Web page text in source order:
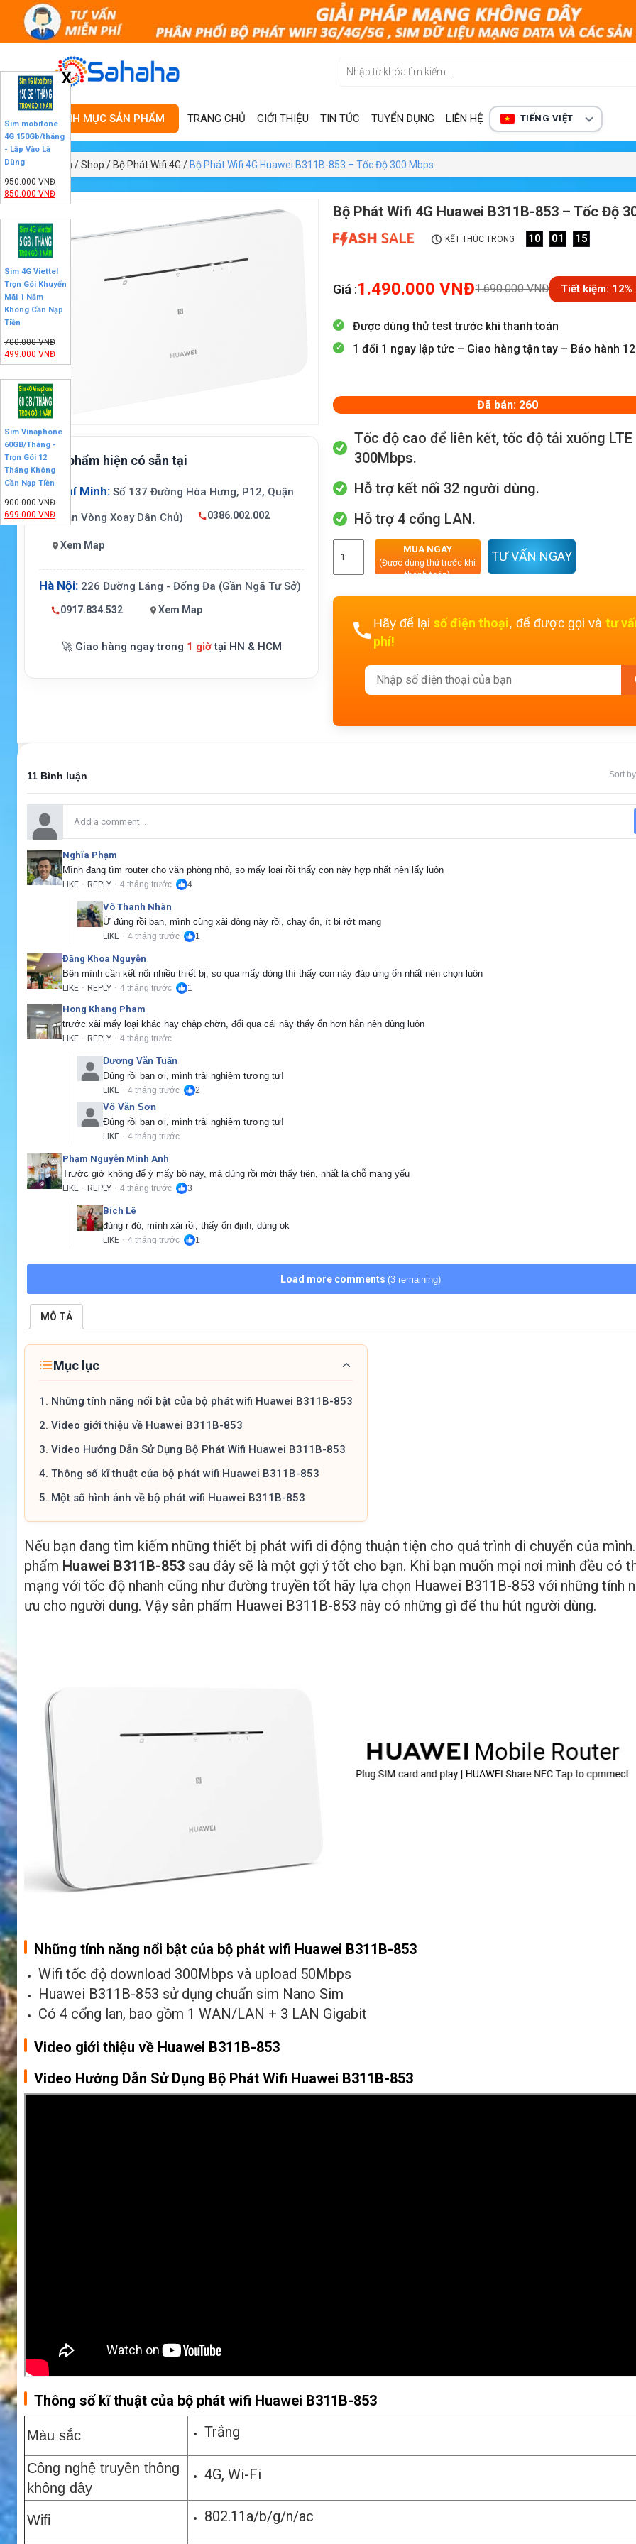
DANH MỤC SẢN PHẨM TRANG CHỦ GIỚI THIỆU TIN TỨC TUYỂN DỤNG LIÊN HỆ TIẾNG VIỆT
Trang chủ /Shop / Bộ Phát Wifi 4G / Bộ Phát Wifi 4G Huawei B311B-853 – Tốc Độ 300 Mbps
SALE
12%
Sản phẩm hiện có sẵn tại
Hồ Chí Minh: Số 137 Đường Hòa Hưng, P12, Quận
10 (Gần Vòng Xoay Dân Chủ)
0386.002.002
Xem Map
Hà Nội: 226 Đường Láng - Đống Đa (Gần Ngã Tư Sở)
0917.834.532 Xem Map
🚀 Giao hàng ngay trong 1 giờtại HN & HCM
Bộ Phát Wifi 4G Huawei B311B-853 – Tốc Độ
KẾT THÚC TRONG 10 01 13
Giá :1.490.000VNĐ1.690.000VNĐ Tiết kiệm: 12%
Được dùng thử test trước khi thanh toán
1 đổi 1 ngay lập tức – Giao hàng tận tay – Bảo hành
Đã bán: 260
Tốc độ cao để liên kết, tốc độ tải xuống
300Mbps.
Hỗ trợ kết nối 32 người dùng.
Hỗ trợ 4 cổng LAN.
MUA NGAY
(Được dùng thử trước khi
thanh toán)
TƯ VẤN NGAY
Hãy để lạisố điện thoại, để được gọi vàtư
phí!
11 Bình luận Sort by
Nghĩa Phạm
Mình đang tìm router cho văn phòng nhỏ, so mấy loại rồi thấy con này hợp nhất nên lấy luôn
LIKE · REPLY · 4 tháng trước 4
Võ Thanh Nhàn
Ừ đúng rồi bạn, mình cũng xài dòng này rồi, chạy ổn, ít bị rớt mạng
LIKE · 4 tháng trước 1
Đăng Khoa Nguyễn
Bên mình cần kết nối nhiều thiết bị, so qua mấy dòng thì thấy con này đáp ứng ổn nhất nên chọn luôn
LIKE · REPLY · 4 tháng trước 1
Hong Khang Pham
trước xài mấy loại khác hay chập chờn, đổi qua cái này thấy ổn hơn hẳn nên dùng luôn
LIKE · REPLY · 4 tháng trước
Dương Văn Tuấn
Đúng rồi bạn ơi, mình trải nghiệm tương tự!
LIKE · 4 tháng trước 2
Võ Văn Sơn
Đúng rồi bạn ơi, mình trải nghiệm tương tự!
LIKE · 4 tháng trước
Phạm Nguyễn Minh Anh
Trước giờ không để ý mấy bộ này, mà dùng rồi mới thấy tiện, nhất là chỗ mạng yếu
LIKE · REPLY · 4 tháng trước 3
Bích Lê
đúng r đó, mình xài rồi, thấy ổn định, dùng ok
LIKE · 4 tháng trước 1
Load more comments (3 remaining)
MÔ TẢ
Mục lục
1. Những tính năng nổi bật của bộ phát wifi Huawei B311B-853
2. Video giới thiệu về Huawei B311B-853
3. Video Hướng Dẫn Sử Dụng Bộ Phát Wifi Huawei B311B-853
4. Thông số kĩ thuật của bộ phát wifi Huawei B311B-853
5. Một số hình ảnh về bộ phát wifi Huawei B311B-853
Nếu bạn đang tìm kiếm những thiết bị phát wifi di động thuận tiện cho quá trình di chuyển của
phẩm Huawei B311B-853 sau đây sẽ là một gợi ý tốt cho bạn. Khi bạn muốn mọi nơi mình đều có
mạng với tốc độ nhanh cũng như đường truyền tốt hãy lựa chọn Huawei B311B-853 với những tính
ưu cho người dung. Vậy sản phẩm Huawei B311B-853 này có những gì để thu hút người dùng.
Những tính năng nổi bật của bộ phát wifi Huawei B311B-853
Wifi tốc độ download 300Mbps và upload 50Mbps
Huawei B311B-853 sử dụng chuẩn sim Nano Sim
Có 4 cổng lan, bao gồm 1 WAN/LAN + 3 LAN Gigabit
Video giới thiệu về Huawei B311B-853
Video Hướng Dẫn Sử Dụng Bộ Phát Wifi Huawei B311B-853
Thông số kĩ thuật của bộ phát wifi Huawei B311B-853
Màu sắc Trắng
Công nghệ truyền thông
không dây
4G, Wi-Fi
Wifi 802.11a/b/g/n/ac
X
Sim mobifone
4G 150Gb/tháng
- Lắp Vào Là
Dùng
950.000VNĐ
850.000 VNĐ
Sim 4G Viettel
Trọn Gói Khuyến
Mãi 1 Năm
Không Cần Nạp
Tiền
700.000VNĐ
499.000 VNĐ
Sim Vinaphone
60GB/Tháng -
Trọn Gói 12
Tháng Không
Cần Nạp Tiền
900.000VNĐ
699.000 VNĐ